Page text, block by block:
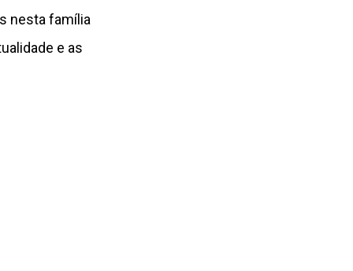
nesta família
e as